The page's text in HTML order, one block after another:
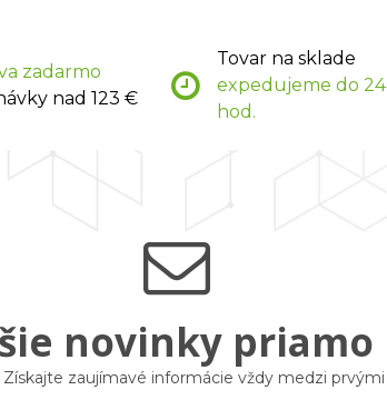
zadarmo
nad 123 €
Tovar na sklade
expedujeme do 24
hod.
novinky priamo
Získajte zaujímavé informácie vždy medzi prvými